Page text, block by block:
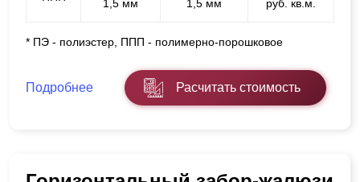
1,5 мм
1,5 мм
руб. кв.м.
* ПЭ - полиэстер, ППП - полимерно-порошковое
Подробнее Расчитать стоимость